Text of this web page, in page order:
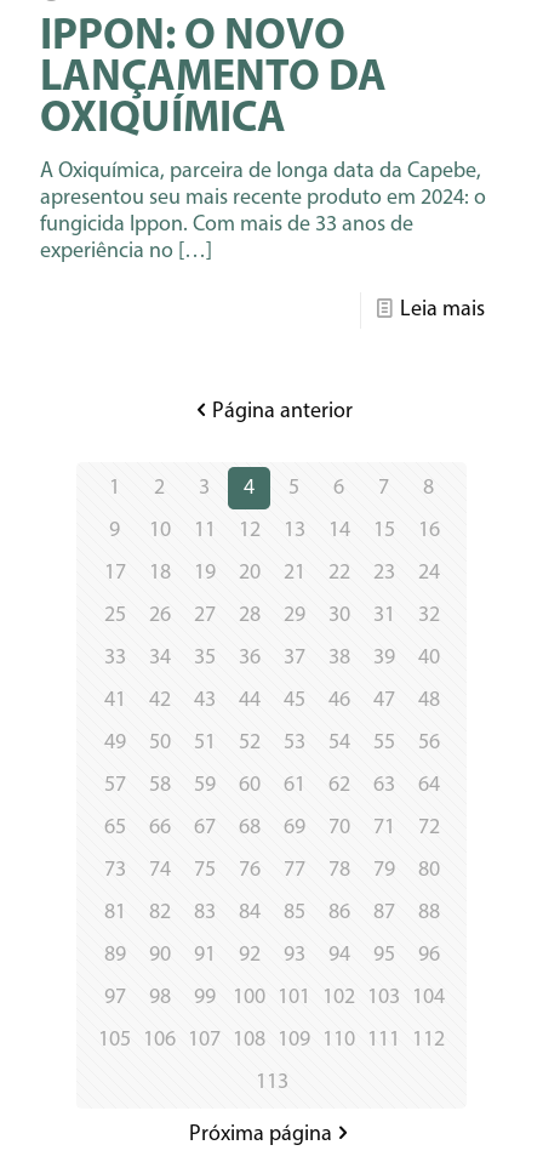
IPPON: O NOVO
LANÇAMENTO DA
OXIQUÍMICA
A Oxiquímica, parceira de longa data da Capebe,
apresentou seu mais recente produto em 2024: o
fungicida Ippon. Com mais de 33 anos de
experiência no […]
Leia mais
Página anterior
1 2 3 4 5 6 7
8
9
10 11 12 13 14 15
16
17
18 19 20 21 22 23
24
25
26 27 28 29 30 31
32
33
34 35 36 37 38 39
40
41
42 43 44 45 46 47
48
49
50 51 52 53 54 55
56
57
58 59 60 61 62 63
64
65
66 67 68 69 70 71
72
73
74 75 76 77 78 79
80
81
82 83 84 85 86 87
88
89
90 91 92 93 94 95
96
97
98 99 100 101 102 103
104
105
106 107 108 109 110 111
112
113
Próxima página